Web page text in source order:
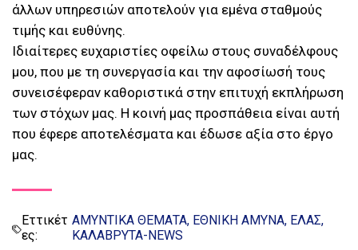
άλλων υπηρεσιών αποτελούν για εμένα σταθμούς
τιμής και ευθύνης.
Ιδιαίτερες ευχαριστίες οφείλω στους συναδέλφους
μου, που με τη συνεργασία και την αφοσίωσή τους
συνεισέφεραν καθοριστικά στην επιτυχή εκπλήρωση
των στόχων μας. Η κοινή μας προσπάθεια είναι αυτή
που έφερε αποτελέσματα και έδωσε αξία στο έργο
μας.
Εττικέτ
ες:
ΑΜΥΝΤΙΚΑ ΘΕΜΑΤΑ ΕΘΝΙΚΗ ΑΜΥΝΑ ΕΛΑΣ
ΚΑΛΑΒΡΥΤΑ-NEWS